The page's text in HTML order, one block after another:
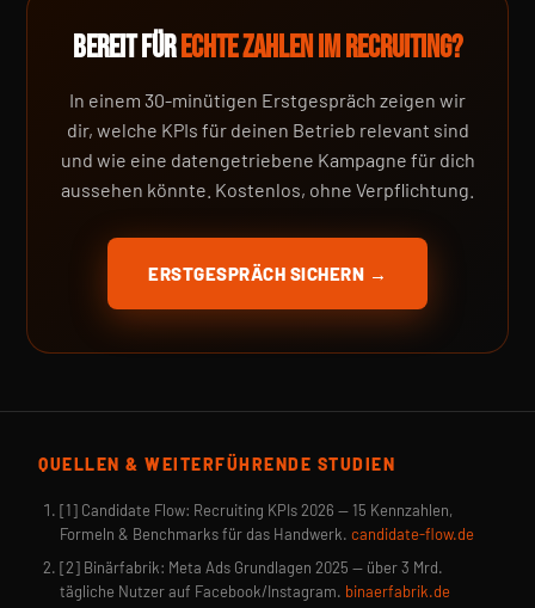
BEREIT FÜRECHTE ZAHLEN IM RECRUITING?
In einem 30-minütigen Erstgespräch zeigen wir
dir, welche KPIs für deinen Betrieb relevant sind
und wie eine datengetriebene Kampagne für dich
aussehen könnte. Kostenlos, ohne Verpflichtung.
ERSTGESPRÄCH SICHERN →
QUELLEN & WEITERFÜHRENDE STUDIEN
[1] Candidate Flow: Recruiting KPIs 2026 — 15 Kennzahlen,
Formeln & Benchmarks für das Handwerk. candidate-flow.de
[2] Binärfabrik: Meta Ads Grundlagen 2025 — über 3 Mrd.
tägliche Nutzer auf Facebook/Instagram. binaerfabrik.de